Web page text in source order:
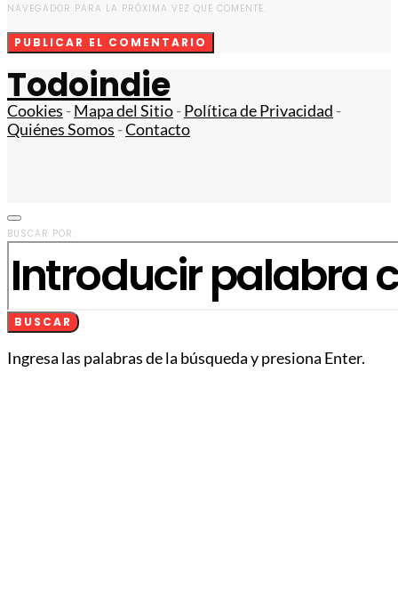
NAVEGADOR PARA LA PRÓXIMA VEZ QUE COMENTE.
Todoindie
Cookies -Mapa del Sitio-Política de Privacidad -
Quiénes Somos -Contacto
BUSCAR POR:
BUSCAR
Ingresa las palabras de la búsqueda y presiona Enter.